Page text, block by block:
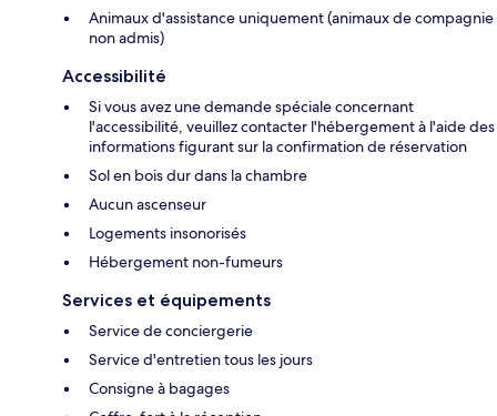
Animaux d'assistance uniquement (animaux de compagnie
non admis)
Accessibilité
Si vous avez une demande spéciale concernant
l'accessibilité, veuillez contacter l'hébergement à l'aide des
informations figurant sur la confirmation de réservation
Sol en bois dur dans la chambre
Aucun ascenseur
Logements insonorisés
Hébergement non-fumeurs
Services et équipements
Service de conciergerie
Service d'entretien tous les jours
Consigne à bagages